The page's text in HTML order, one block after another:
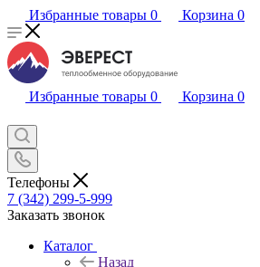
Избранные товары 0 Корзина 0
Избранные товары 0 Корзина 0
Телефоны
7 (342) 299-5-999
Заказать звонок
Каталог
Назад